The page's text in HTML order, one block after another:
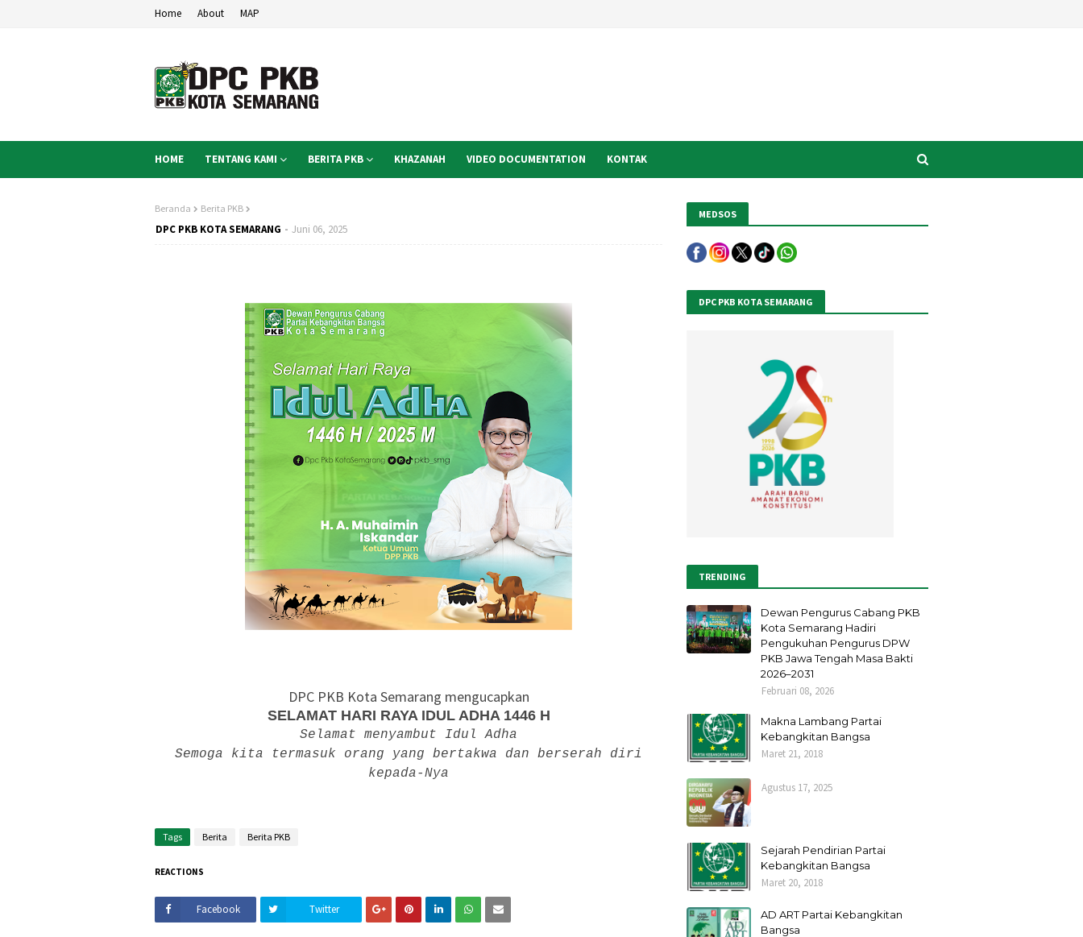
Home About MAP
HOME TENTANG KAMI BERITA PKB KHAZANAH VIDEO DOCUMENTATION KONTAK
Beranda Berita PKB
DPC PKB KOTA SEMARANG Juni 06, 2025
DPC PKB Kota Semarang mengucapkan
SELAMAT HARI RAYA IDUL ADHA 1446 H
Selamat menyambut Idul Adha
Semoga kita termasuk orang yang bertakwa dan berserah diri
kepada-Nya
Tags Berita Berita PKB
REACTIONS
Facebook Twitter
MEDSOS
DPC PKB KOTA SEMARANG
TRENDING
Dewan Pengurus Cabang PKB
Kota Semarang Hadiri
Pengukuhan Pengurus DPW
PKB Jawa Tengah Masa Bakti
2026–2031
Februari 08, 2026
Makna Lambang Partai
Kebangkitan Bangsa
Maret 21, 2018
Agustus 17, 2025
Sejarah Pendirian Partai
Kebangkitan Bangsa
Maret 20, 2018
AD ART Partai Kebangkitan
Bangsa